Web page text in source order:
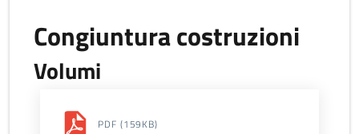
Congiuntura costruzioni
Volumi
PDF (159KB)